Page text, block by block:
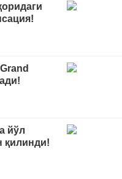
йўл
қилинди!